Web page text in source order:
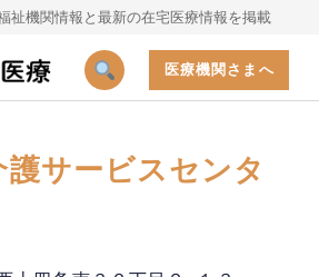
祉機関情報と最新の在宅医療情報を掲載
医療機関さまへ
サービスセンタ